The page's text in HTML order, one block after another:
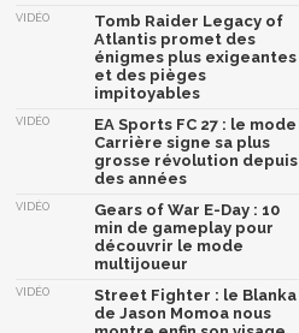
VIDÉO
Tomb Raider Legacy of
Atlantis promet des
énigmes plus exigeantes
et des pièges
impitoyables
VIDÉO
EA Sports FC 27 : le mode
Carrière signe sa plus
grosse révolution depuis
des années
VIDÉO
Gears of War E-Day : 10
min de gameplay pour
découvrir le mode
multijoueur
VIDÉO
Street Fighter : le Blanka
de Jason Momoa nous